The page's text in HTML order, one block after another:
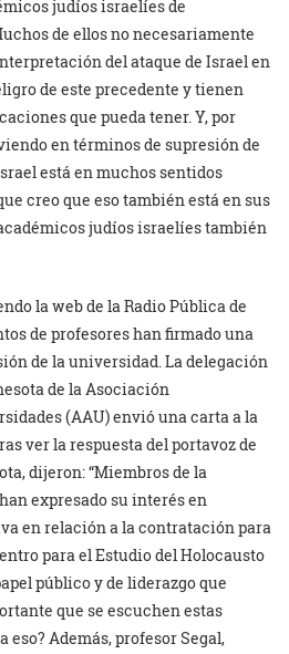
judíos israelíes de
de ellos no necesariamente
del ataque de Israel en
de este precedente y tienen
que pueda tener. Y, por
en términos de supresión de
está en muchos sentidos
creo que eso también está en sus
judíos israelíes también
la web de la Radio Pública de
de profesores han firmado una
de la universidad. La delegación
de la Asociación
(AAU) envió una carta a la
ver la respuesta del portavoz de
dijeron: “Miembros de la
expresado su interés en
en relación a la contratación para
para el Estudio del Holocausto
público y de liderazgo que
que se escuchen estas
eso? Además, profesor Segal,